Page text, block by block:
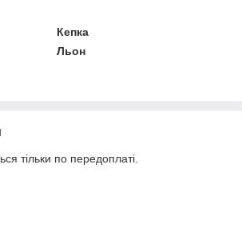
Кепка
Льон
тільки по передоплаті.